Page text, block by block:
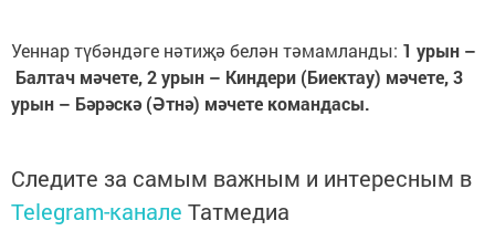
Уеннар түбәндәге нәтиҗә белән тәмамланды: 1 урын –
Балтач мәчете, 2 урын – Киндери (Биектау) мәчете, 3
урын – Бәрәскә (Әтнә) мәчете командасы.
Следите за самым важным и интересным в
Telegram-канале Татмедиа